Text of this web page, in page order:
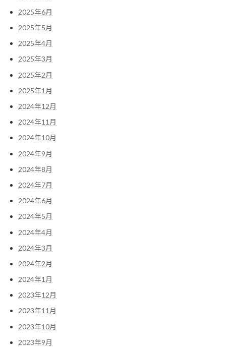
2025年6月
2025年5月
2025年4月
2025年3月
2025年2月
2025年1月
2024年12月
2024年11月
2024年10月
2024年9月
2024年8月
2024年7月
2024年6月
2024年5月
2024年4月
2024年3月
2024年2月
2024年1月
2023年12月
2023年11月
2023年10月
2023年9月